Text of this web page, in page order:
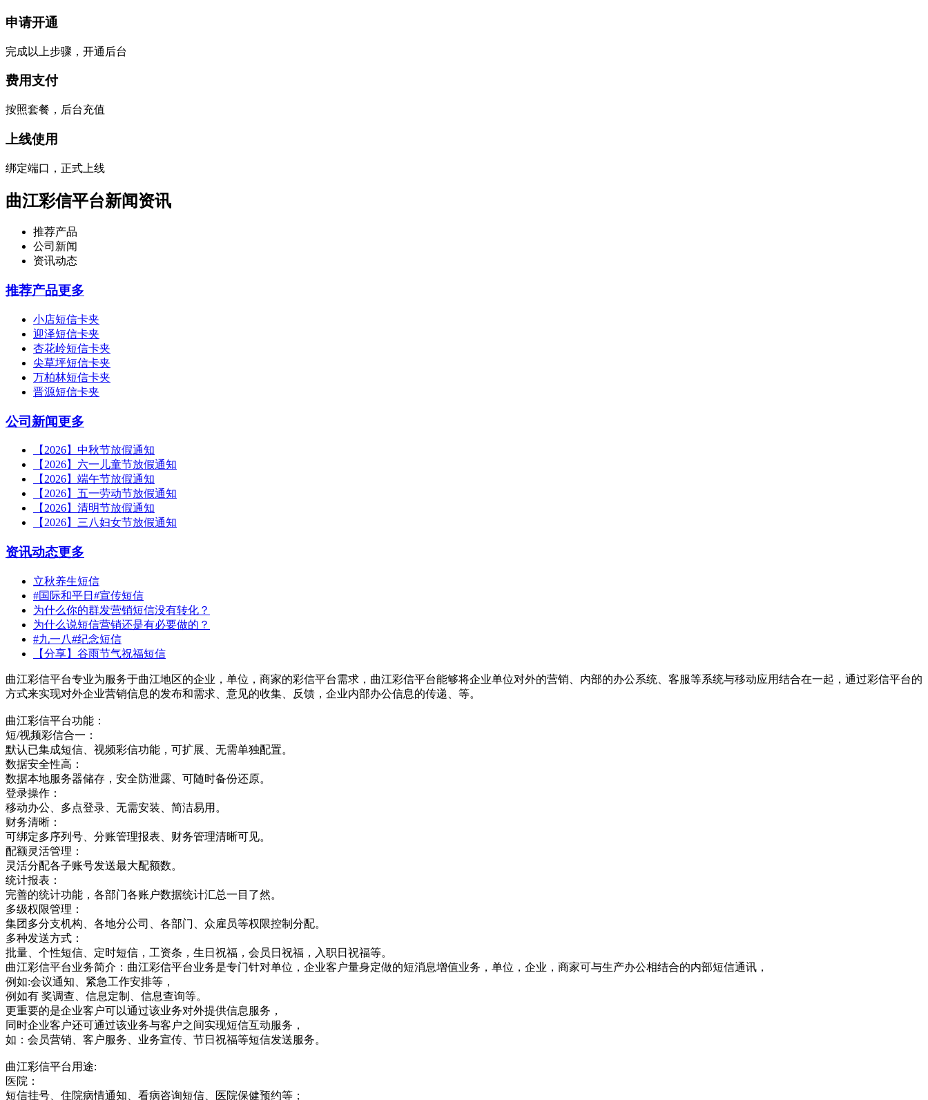
申请开通
完成以上步骤，开通后台
费用支付
按照套餐，后台充值
上线使用
绑定端口，正式上线
曲江彩信平台新闻资讯
推荐产品
公司新闻
资讯动态
推荐产品更多
小店短信卡夹
迎泽短信卡夹
杏花岭短信卡夹
尖草坪短信卡夹
万柏林短信卡夹
晋源短信卡夹
公司新闻更多
【2026】中秋节放假通知
【2026】六一儿童节放假通知
【2026】端午节放假通知
【2026】五一劳动节放假通知
【2026】清明节放假通知
【2026】三八妇女节放假通知
资讯动态更多
立秋养生短信
#国际和平日#宣传短信
为什么你的群发营销短信没有转化？
为什么说短信营销还是有必要做的？
#九一八#纪念短信
【分享】谷雨节气祝福短信
曲江彩信平台专业为服务于曲江地区的企业，单位，商家的彩信平台需求，曲江彩信平台能够将企业单位对外的营销、内部的办公系统、客服等系统与移动应用结合在一起，通过彩信平台的
方式来实现对外企业营销信息的发布和需求、意见的收集、反馈，企业内部办公信息的传递、等。
曲江彩信平台功能：
短/视频彩信合一：
默认已集成短信、视频彩信功能，可扩展、无需单独配置。
数据安全性高：
数据本地服务器储存，安全防泄露、可随时备份还原。
登录操作：
移动办公、多点登录、无需安装、简洁易用。
财务清晰：
可绑定多序列号、分账管理报表、财务管理清晰可见。
配额灵活管理：
灵活分配各子账号发送最大配额数。
统计报表：
完善的统计功能，各部门各账户数据统计汇总一目了然。
多级权限管理：
集团多分支机构、各地分公司、各部门、众雇员等权限控制分配。
多种发送方式：
批量、个性短信、定时短信，工资条，生日祝福，会员日祝福，入职日祝福等。
曲江彩信平台业务简介：曲江彩信平台业务是专门针对单位，企业客户量身定做的短消息增值业务，单位，企业，商家可与生产办公相结合的内部短信通讯，
例如:会议通知、紧急工作安排等，
例如有 奖调查、信息定制、信息查询等。
更重要的是企业客户可以通过该业务对外提供信息服务，
同时企业客户还可通过该业务与客户之间实现短信互动服务，
如：会员营销、客户服务、业务宣传、节日祝福等短信发送服务。
曲江彩信平台用途:
医院：
短信挂号、住院病情通知、看病咨询短信、医院保健预约等；